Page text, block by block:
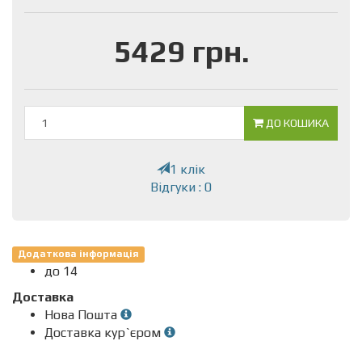
5429 грн.
ДО КОШИКА
1 клік
Відгуки : 0
Додаткова інформація
до 14
Доставка
Нова Пошта
Доставка кур`єром